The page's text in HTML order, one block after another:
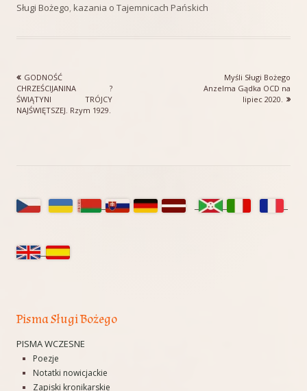
Sługi Bożego, kazania o Tajemnicach Pańskich
Nawigacja
wpisu
Poprzedni
artykół
GODNOŚĆ
CHRZEŚCIJANINA ?
ŚWIĄTYNI TRÓJCY
NAJŚWIĘTSZEJ. Rzym 1929.
Następny
artykół:
Myśli Sługi Bożego
Anzelma Gądka OCD na
lipiec 2020.
Główny
boczny
Pisma Sługi Bożego
PISMA WCZESNE
Poezje
Notatki nowicjackie
Zapiski kronikarskie